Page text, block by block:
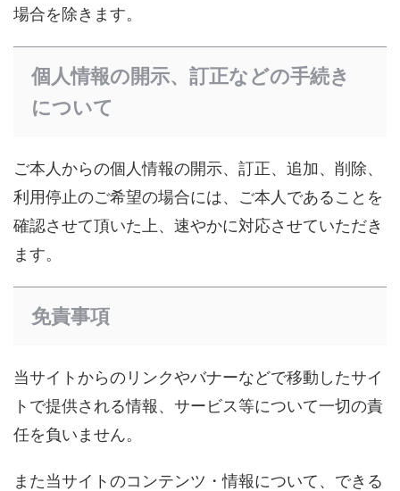
場合を除きます。
個人情報の開示、訂正などの手続き
について
ご本人からの個人情報の開示、訂正、追加、削除、
利用停止のご希望の場合には、ご本人であることを
確認させて頂いた上、速やかに対応させていただき
ます。
免責事項
当サイトからのリンクやバナーなどで移動したサイ
トで提供される情報、サービス等について一切の責
任を負いません。
また当サイトのコンテンツ・情報について、できる